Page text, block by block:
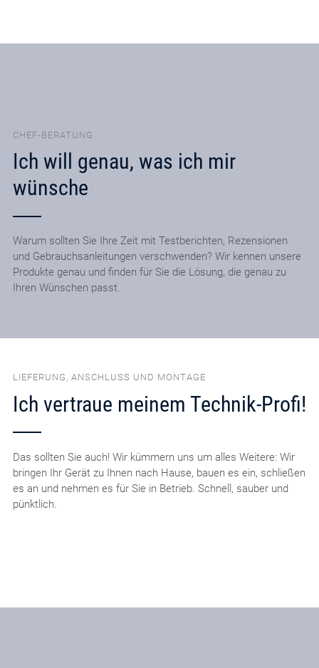
CHEF-BERATUNG
Ich will genau, was ich mir
wünsche
Warum sollten Sie Ihre Zeit mit Testberichten, Rezensionen
und Gebrauchsanleitungen verschwenden? Wir kennen unsere
Produkte genau und finden für Sie die Lösung, die genau zu
Ihren Wünschen passt.
LIEFERUNG, ANSCHLUSS UND MONTAGE
Ich vertraue meinem Technik-Profi!
Das sollten Sie auch! Wir kümmern uns um alles Weitere: Wir
bringen Ihr Gerät zu Ihnen nach Hause, bauen es ein, schließen
es an und nehmen es für Sie in Betrieb. Schnell, sauber und
pünktlich.